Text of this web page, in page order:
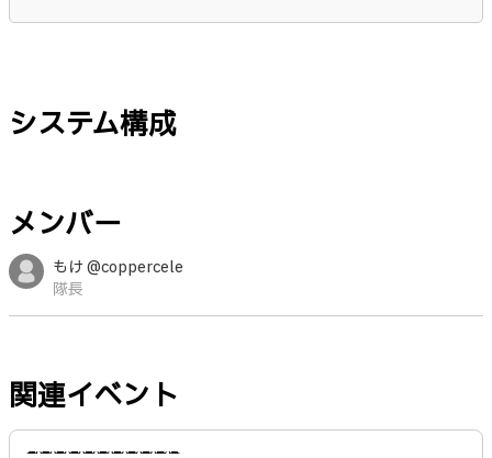
システム構成
メンバー
もけ @coppercele
隊長
関連イベント